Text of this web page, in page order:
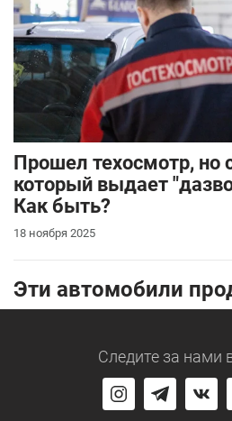
Прошел техосмотр, но
который выдает
Как быть?
18 ноября 2025
Эти автомобили
Следите за нами